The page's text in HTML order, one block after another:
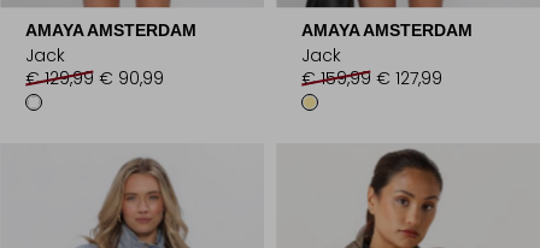
AMAYA AMSTERDAM
Jack
€ 129,99 € 90,99
AMAYA AMSTERDAM
Jack
€ 159,99 € 127,99